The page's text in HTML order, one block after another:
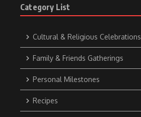
Category List
Cultural & Religious Celebrations
Family & Friends Gatherings
Personal Milestones
Recipes